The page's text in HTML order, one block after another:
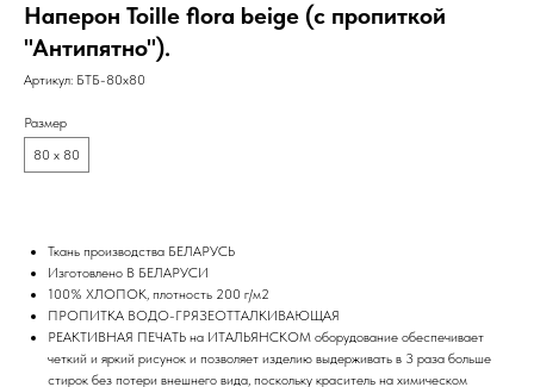
Наперон Toille flora beige (с пропиткой
"Антипятно").
Артикул: БТБ-80х80
Размер
80 х 80
Ткань производства БЕЛАРУСЬ
Изготовлено В БЕЛАРУСИ
100% ХЛОПОК, плотность 200 г/м2
ПРОПИТКА ВОДО-ГРЯЗЕОТТАЛКИВАЮЩАЯ
РЕАКТИВНАЯ ПЕЧАТЬ на ИТАЛЬЯНСКОМ оборудование обеспечивает
четкий и яркий рисунок и позволяет изделию выдерживать в 3 раза больше
стирок без потери внешнего вида, поскольку краситель на химическом